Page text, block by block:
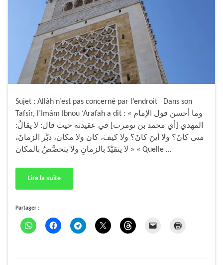
Sujet : Allâh n’est pas concerné par l’endroit Dans son
Tafsîr, l’Imâm Ibnou ‘Arafah a dit : « وما أحسن قول الإمام
المهدي [أي محمد بن تومرت] في عقيدته حيث قال: لا يقالُ:
متى كانَ؟ ولا أينَ كانَ؟ ولا كيفَ، كان ولا مكان، دبَّر الزمانَ،
لا يتقيَّدُ بالزمانِ ولا يتخصَّصُ بالمكان » « Quelle …
Lire la suite
Partager :